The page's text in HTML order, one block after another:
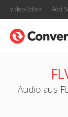
Video Editor Add
Audio aus